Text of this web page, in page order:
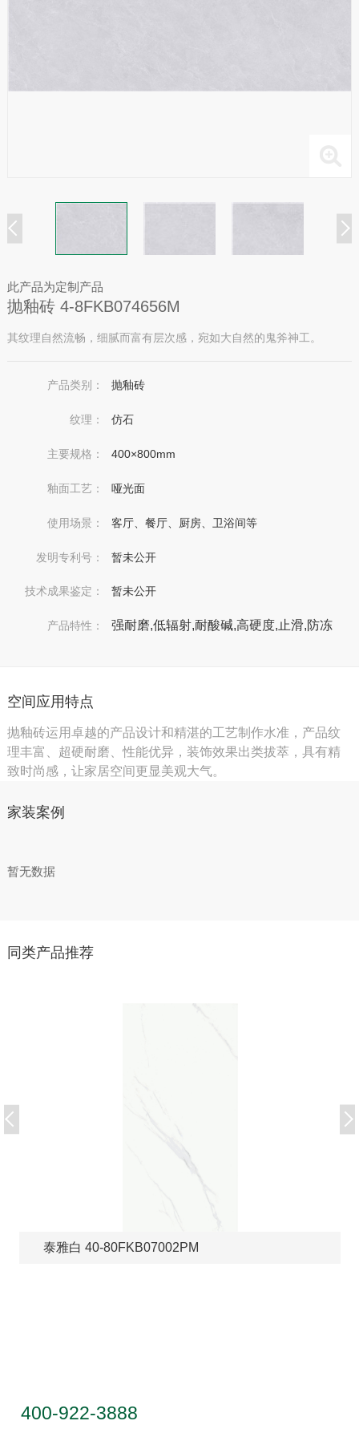
此产品为定制产品
抛釉砖 4-8FKB074656M
其纹理自然流畅，细腻而富有层次感，宛如大自然的鬼斧神工。
产品类别： 抛釉砖
纹理： 仿石
主要规格： 400×800mm
釉面工艺： 哑光面
使用场景： 客厅、餐厅、厨房、卫浴间等
发明专利号： 暂未公开
技术成果鉴定： 暂未公开
产品特性： 强耐磨,低辐射,耐酸碱,高硬度,止滑,防冻
空间应用特点
抛釉砖运用卓越的产品设计和精湛的工艺制作水准，产品纹
理丰富、超硬耐磨、性能优异，装饰效果出类拔萃，具有精
致时尚感，让家居空间更显美观大气。
家装案例
暂无数据
同类产品推荐
泰雅白 40-80FKB07002PM
400-922-3888